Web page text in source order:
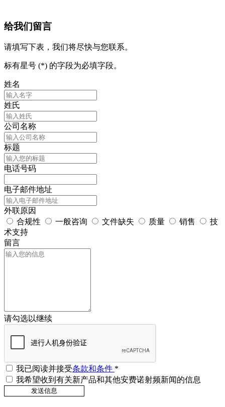
给我们留言
请填写下表，我们将尽快与您联系。
标有星号 (*) 的字段为必填字段。
姓名
姓氏
公司名称
标题
电话号码
电子邮件地址
外联原因
合规性
一般咨询 文件缺失 质量 销售
技
术支持
留言
请勾选以继续
我已阅读并接受条款和条件 *
我希望收到有关新产品和其他安费诺射频新闻的信息